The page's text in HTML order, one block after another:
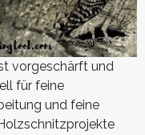
vorgeschärft und
für feine
und feine